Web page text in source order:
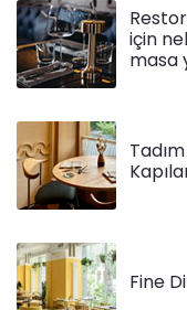
için
masa
Fine